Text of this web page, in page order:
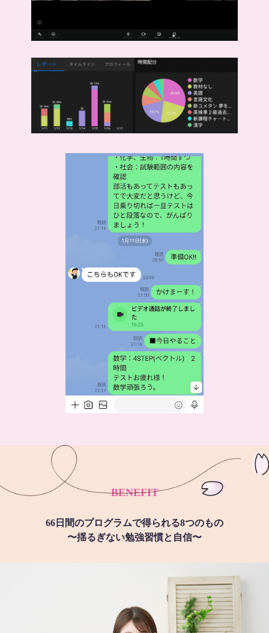
BENEFIT
66日間のプログラムで得られる8つのもの
〜揺るぎない勉強習慣と自信〜